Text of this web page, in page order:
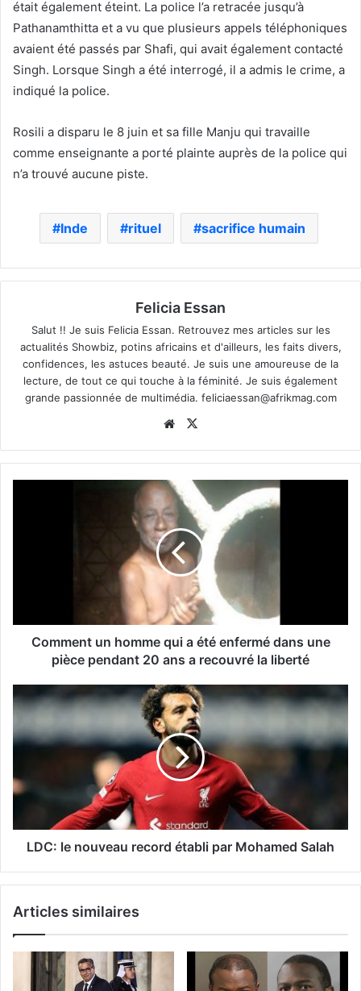
était également éteint. La police l’a retracée jusqu’à
Pathanamthitta et a vu que plusieurs appels téléphoniques
avaient été passés par Shafi, qui avait également contacté
Singh. Lorsque Singh a été interrogé, il a admis le crime, a
indiqué la police.
Rosili a disparu le 8 juin et sa fille Manju qui travaille
comme enseignante a porté plainte auprès de la police qui
n’a trouvé aucune piste.
Inde rituel sacrifice humain
Felicia Essan
Salut !! Je suis Felicia Essan. Retrouvez mes articles sur les
actualités Showbiz, potins africains et d'ailleurs, les faits divers,
confidences, les astuces beauté. Je suis une amoureuse de la
lecture, de tout ce qui touche à la féminité. Je suis également
grande passionnée de multimédia. feliciaessan@afrikmag.com
Website
Comment un homme qui a été enfermé dans une
pièce pendant 20 ans a recouvré la liberté
LDC: le nouveau record établi par Mohamed Salah
Articles similaires